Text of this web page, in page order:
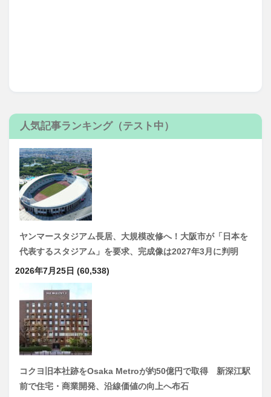
人気記事ランキング（テスト中）
ヤンマースタジアム長居、大規模改修へ！大阪市が「日本を
代表するスタジアム」を要求、完成像は2027年3月に判明
2026年7月25日 (60,538)
コクヨ旧本社跡をOsaka Metroが約50億円で取得 新深江駅
前で住宅・商業開発、沿線価値の向上へ布石